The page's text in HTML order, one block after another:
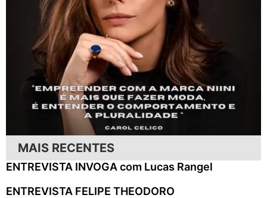
MAIS RECENTES
ENTREVISTA INVOGA com Lucas Rangel
ENTREVISTA FELIPE THEODORO